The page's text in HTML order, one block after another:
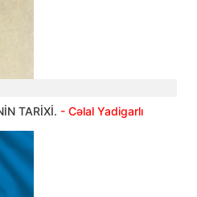
TARİXİ. - Cəlal Yadigarlı